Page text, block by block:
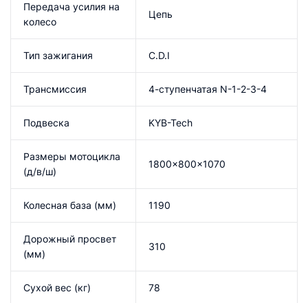
Передача усилия на
колесо
Цепь
Тип зажигания C.D.I
Трансмиссия 4-ступенчатая N-1-2-3-4
Подвеска KYB-Tech
Размеры мотоцикла
(д/в/ш)
1800×800×1070
Колесная база (мм) 1190
Дорожный просвет
(мм)
310
Сухой вес (кг) 78